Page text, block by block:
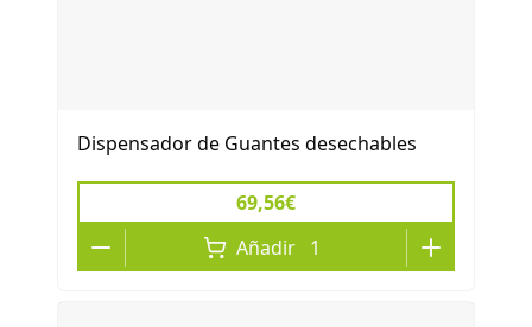
Dispensador de Guantes desechables
69,56€
Añadir 1